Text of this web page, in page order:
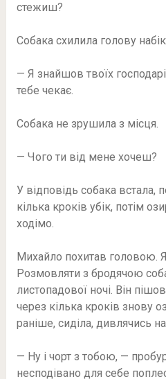
стежиш?
Собака схилила голову
— Я знайшов твоїх
тебе чекає.
Собака не зрушила з місця.
— Чого ти від мене хочеш?
У відповідь собака встала,
кілька кроків убік, потім
ходімо.
Михайло похитав головою.
Розмовляти з бродячою
листопадової ночі. Він
через кілька кроків знову
раніше, сиділа, дивлячись
— Ну і чорт з тобою, —
несподівано для себе